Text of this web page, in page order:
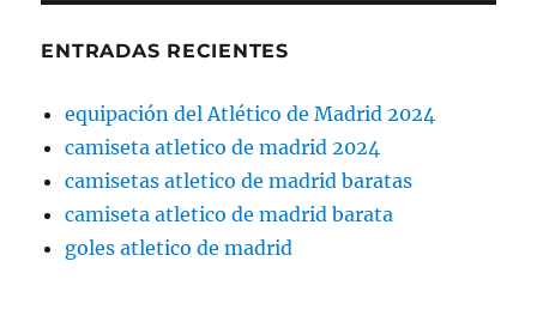
ENTRADAS RECIENTES
equipación del Atlético de Madrid 2024
camiseta atletico de madrid 2024
camisetas atletico de madrid baratas
camiseta atletico de madrid barata
goles atletico de madrid